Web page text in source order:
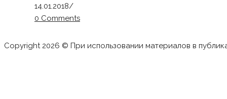
14.01.2018/
0 Comments
Copyright 2026 © При использовании материалов в